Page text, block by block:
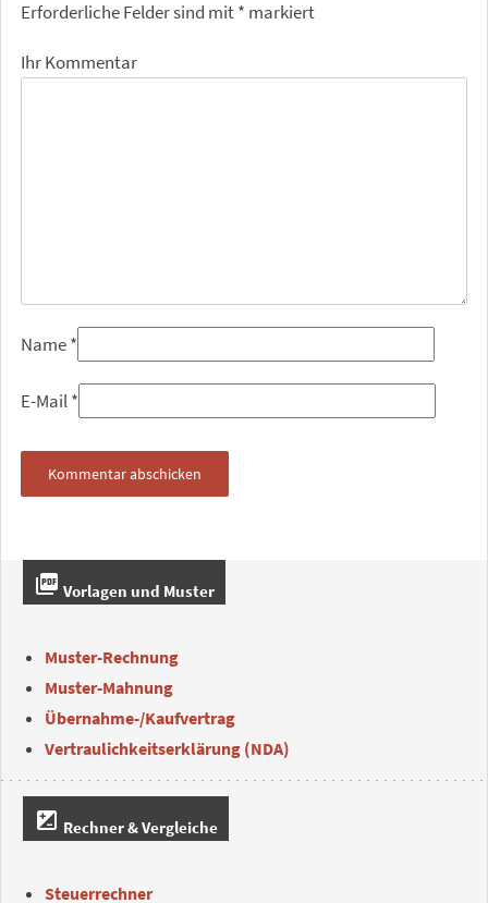
Erforderliche Felder sind mit* markiert
Ihr Kommentar
Name*
E-Mail*
picture_as_pdf Vorlagen und Muster
Muster-Rechnung
Muster-Mahnung
Übernahme-/Kaufvertrag
Vertraulichkeitserklärung (NDA)
iso Rechner & Vergleiche
Steuerrechner